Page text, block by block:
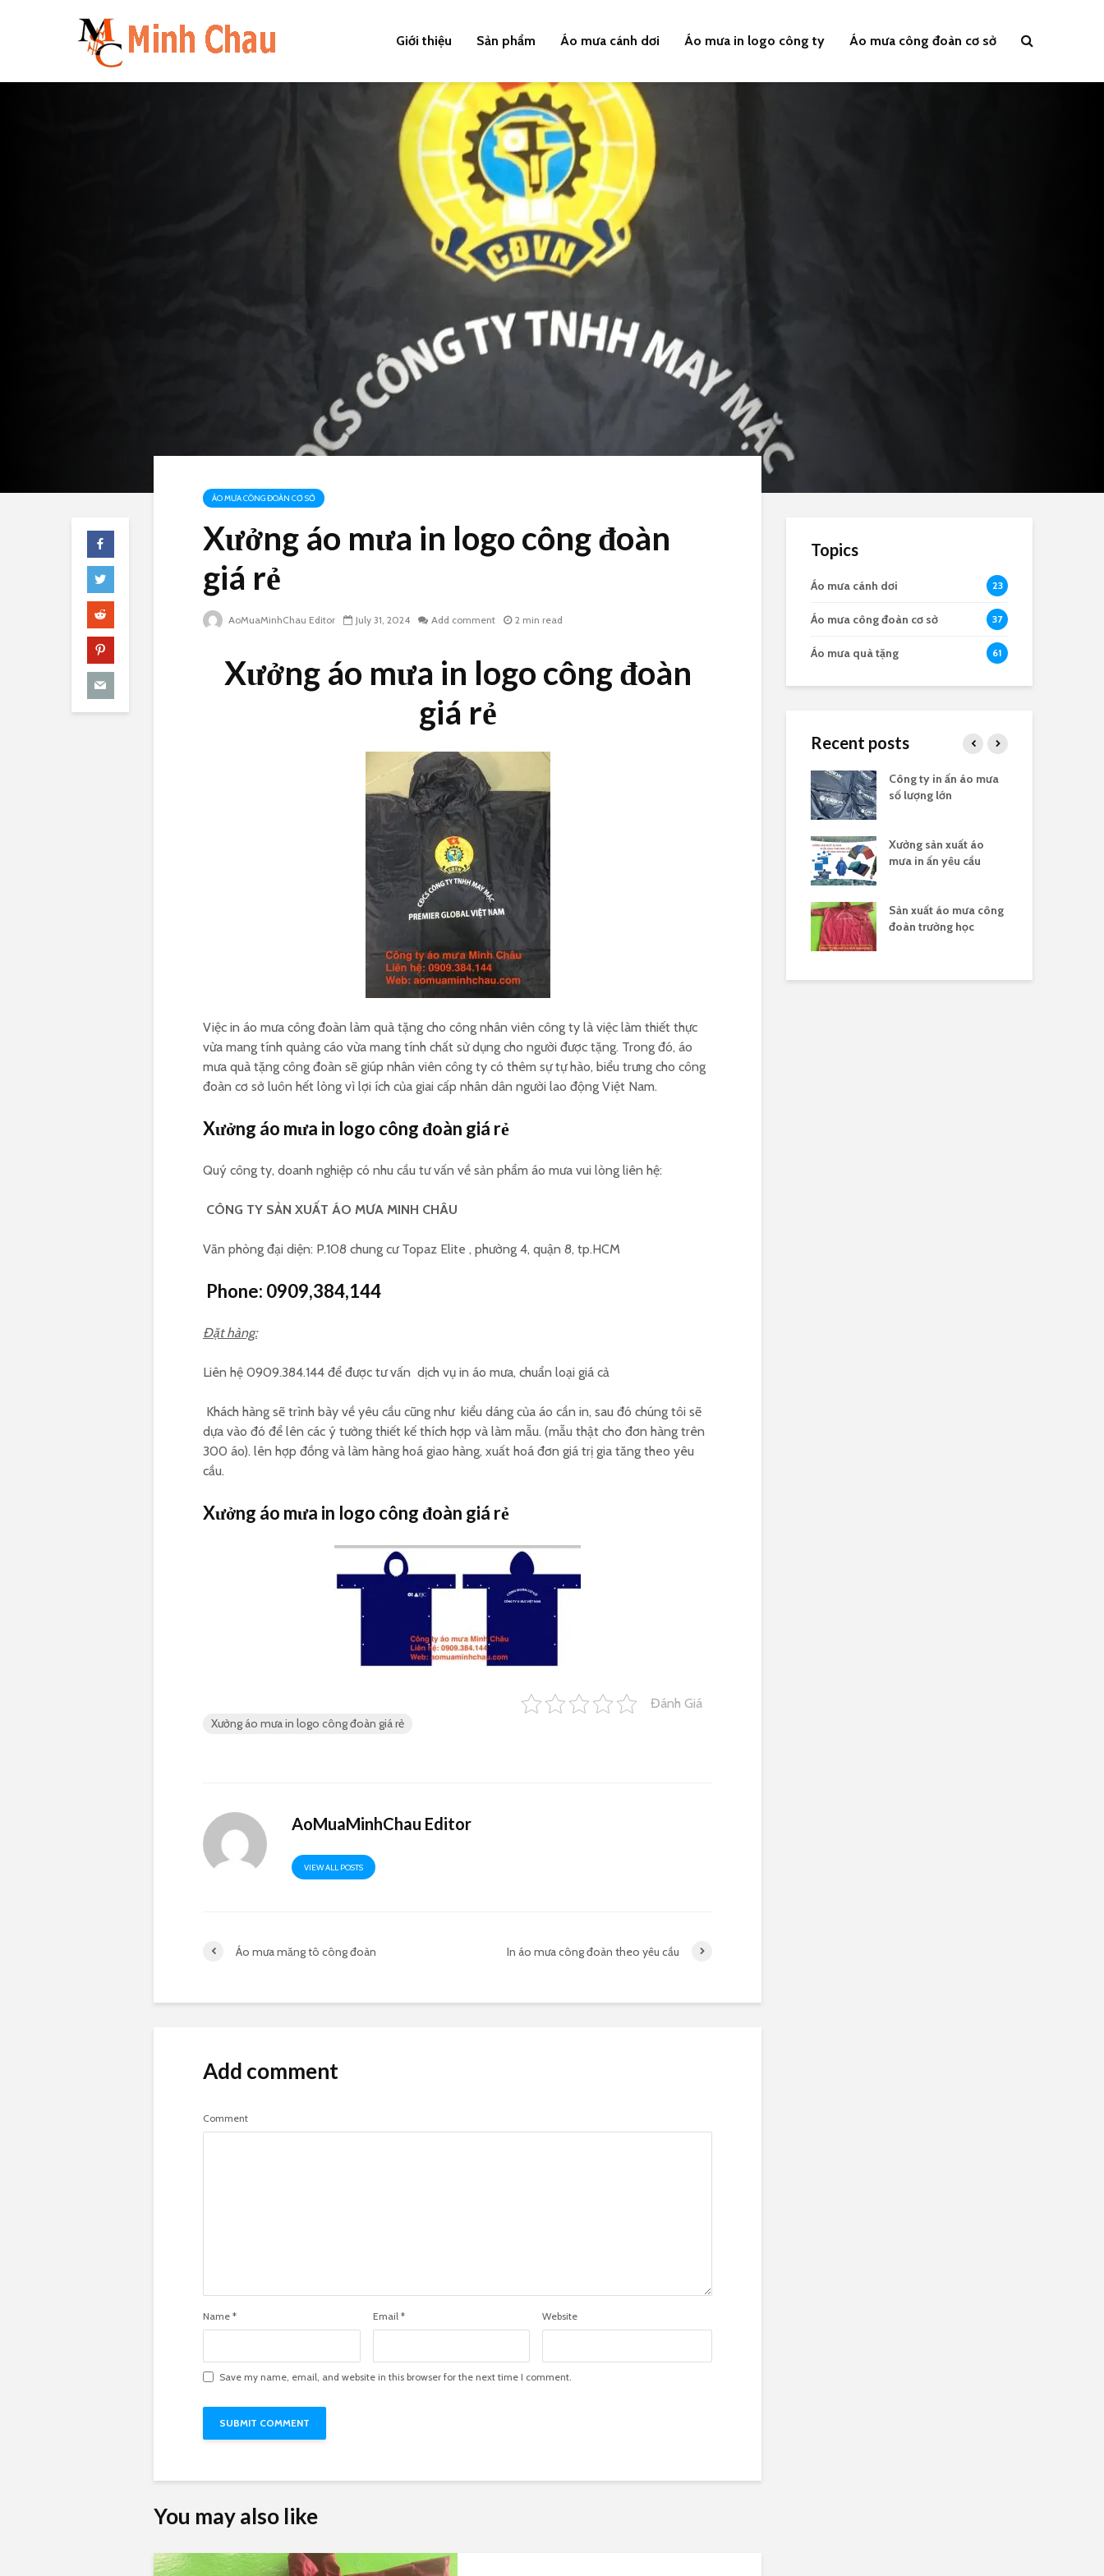
Giới thiệu Sản phẩm Áo mưa cánh dơi Áo mưa in logo công ty Áo mưa công đoàn cơ sở
ÁO MƯA CÔNG ĐOÀN CƠ SỞ
Xưởng áo mưa in logo công đoàn
giá rẻ
AoMuaMinhChau Editor July 31, 2024 Add comment 2 min read
Xưởng áo mưa in logo công đoàn
giá rẻ
Việc in áo mưa công đoàn làm quà tặng cho công nhân viên công ty là việc làm thiết thực
vừa mang tính quảng cáo vừa mang tính chất sử dụng cho người được tặng. Trong đó, áo
mưa quà tặng công đoàn sẽ giúp nhân viên công ty có thêm sự tự hào, biểu trưng cho công
đoàn cơ sở luôn hết lòng vì lợi ích của giai cấp nhân dân người lao động Việt Nam.
Xưởng áo mưa in logo công đoàn giá rẻ
Quý công ty, doanh nghiệp có nhu cầu tư vấn về sản phẩm áo mưa vui lòng liên hệ:
CÔNG TY SẢN XUẤT ÁO MƯA MINH CHÂU
Văn phòng đại diện: P.108 chung cư Topaz Elite , phường 4, quận 8, tp.HCM
Phone: 0909,384,144
Đặt hàng:
Liên hệ 0909.384.144 để được tư vấn dịch vụ in áo mưa, chuẩn loại giá cả
Khách hàng sẽ trình bày về yêu cầu cũng như kiểu dáng của áo cần in, sau đó chúng tôi sẽ
dựa vào đó để lên các ý tưởng thiết kế thích hợp và làm mẫu. (mẫu thật cho đơn hàng trên
300 áo). lên hợp đồng và làm hàng hoá giao hàng, xuất hoá đơn giá trị gia tăng theo yêu
cầu.
Xưởng áo mưa in logo công đoàn giá rẻ
Đánh Giá
Xưởng áo mưa in logo công đoàn giá rẻ
AoMuaMinhChau Editor
VIEW ALL POSTS
Áo mưa măng tô công đoàn In áo mưa công đoàn theo yêu cầu
Add comment
Comment
Name * Email * Website
Save my name, email, and website in this browser for the next time I comment.
You may also like
Topics
Áo mưa cánh dơi 23
Áo mưa công đoàn cơ sở 37
Áo mưa quà tặng 61
Recent posts
tặng 30/4
lượng theo yêu cầu
Đặt hàng áo mưa công
đoàn 2026
Công ty in ấn áo mưa
số lượng lớn
Xưởng sản xuất áo
mưa in ấn yêu cầu
Sản xuất áo mưa công
đoàn trường học